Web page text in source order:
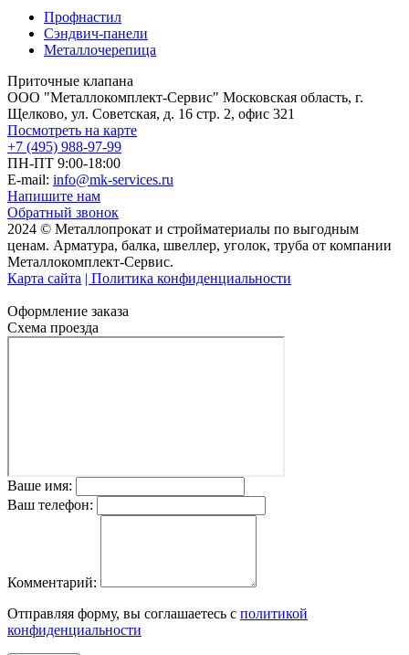
Профнастил
Сэндвич-панели
Металлочерепица
Приточные клапана
ООО "Металлокомплект-Сервис" Московская область, г.
Щелково, ул. Советская, д. 16 стр. 2, офис 321
Посмотреть на карте
+7 (495) 988-97-99
ПН-ПТ 9:00-18:00
E-mail: info@mk-services.ru
Напишите нам
Обратный звонок
2024 © Металлопрокат и стройматериалы по выгодным
ценам. Арматура, балка, швеллер, уголок, труба от компании
Металлокомплект-Сервис.
Карта сайта | Политика конфиденциальности
Оформление заказа
Схема проезда
Ваше имя:
Ваш телефон:
Комментарий:
Отправляя форму, вы соглашаетесь с политикой
конфиденциальности